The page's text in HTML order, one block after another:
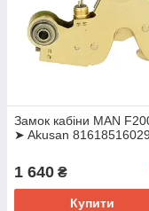
Замок кабіни MAN
➤ Akusan 81618516029
1 640 ₴
Купити